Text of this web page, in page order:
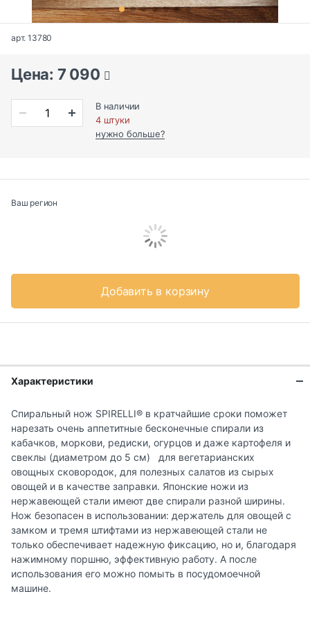
арт. 13780
Цена: 7 090
В наличии
4 штуки
нужно больше?
Ваш регион
Добавить в корзину
Характеристики
Спиральный нож SPIRELLI® в кратчайшие сроки поможет
нарезать очень аппетитные бесконечные спирали из
кабачков, моркови, редиски, огурцов и даже картофеля и
свеклы (диаметром до 5 см) для вегетарианских
овощных сковородок, для полезных салатов из сырых
овощей и в качестве заправки. Японские ножи из
нержавеющей стали имеют две спирали разной ширины.
Нож безопасен в использовании: держатель для овощей с
замком и тремя штифтами из нержавеющей стали не
только обеспечивает надежную фиксацию, но и, благодаря
нажимному поршню, эффективную работу. А после
использования его можно помыть в посудомоечной
машине.